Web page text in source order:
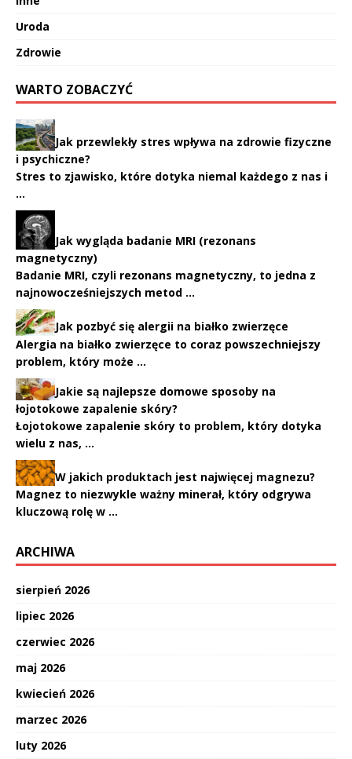
Uroda
Zdrowie
WARTO ZOBACZYĆ
Jak przewlekły stres wpływa na zdrowie fizyczne
i psychiczne?
Stres to zjawisko, które dotyka niemal każdego z nas i
…
Jak wygląda badanie MRI (rezonans
magnetyczny)
Badanie MRI, czyli rezonans magnetyczny, to jedna z
najnowocześniejszych metod …
Jak pozbyć się alergii na białko zwierzęce
Alergia na białko zwierzęce to coraz powszechniejszy
problem, który może …
Jakie są najlepsze domowe sposoby na
łojotokowe zapalenie skóry?
Łojotokowe zapalenie skóry to problem, który dotyka
wielu z nas, …
W jakich produktach jest najwięcej magnezu?
Magnez to niezwykle ważny minerał, który odgrywa
kluczową rolę w …
ARCHIWA
sierpień 2026
lipiec 2026
czerwiec 2026
maj 2026
kwiecień 2026
marzec 2026
luty 2026